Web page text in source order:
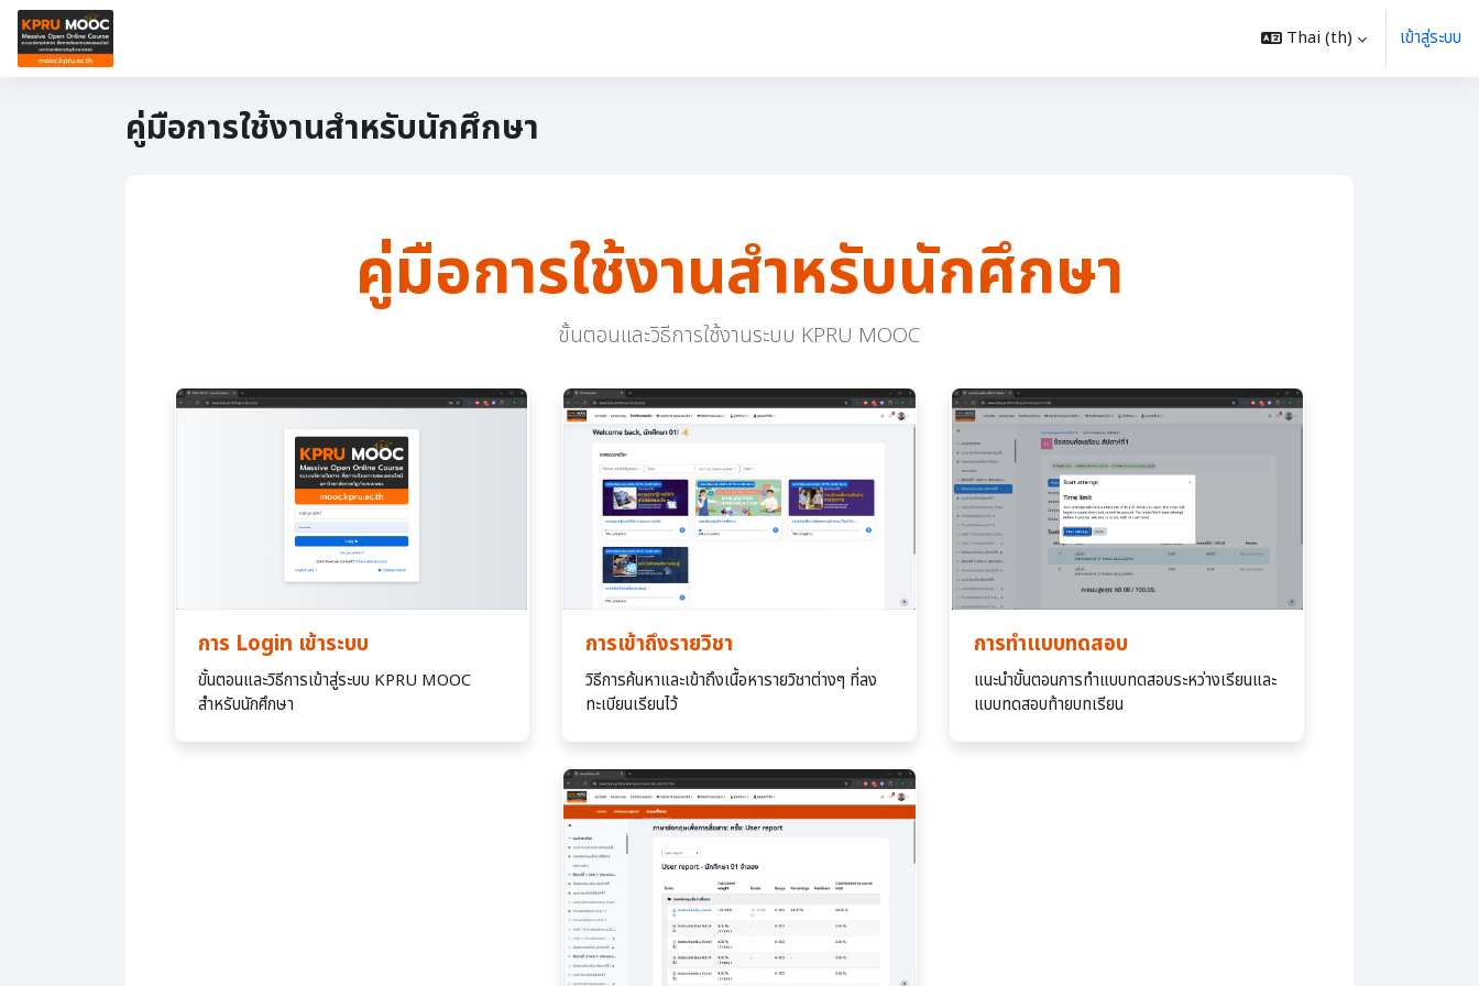
ข้ามไปที่เนื้อหาหลัก
Thai ‎(th)‎ เข้าสู่ระบบ
คู่มือการใช้งานสำหรับนักศึกษา
คู่มือการใช้งานสำหรับนักศึกษา
ขั้นตอนและวิธีการใช้งานระบบ KPRU MOOC
การ Login เข้าระบบ
ขั้นตอนและวิธีการเข้าสู่ระบบ KPRU MOOC
สำหรับนักศึกษา
การเข้าถึงรายวิชา
วิธีการค้นหาและเข้าถึงเนื้อหารายวิชาต่างๆ ที่ลง
ทะเบียนเรียนไว้
การทำแบบทดสอบ
แนะนำขั้นตอนการทำแบบทดสอบระหว่างเรียนและ
แบบทดสอบท้ายบทเรียน